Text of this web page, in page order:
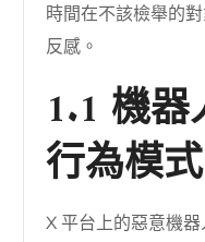
時間在不該檢舉的
反感。
1.1 機
行為模式
X 平台上的惡意機